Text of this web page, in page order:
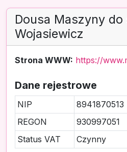
Dousa Maszyny
Wojasiewicz
Strona WWW: https://
Dane rejestrowe
NIP
8941870513
REGON
930997051
Status VAT
Czynny